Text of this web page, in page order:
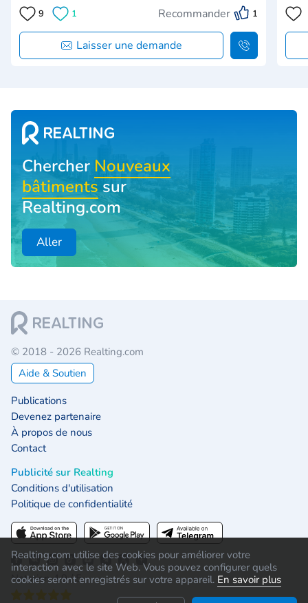
Realting.com utilise des cookies pour améliorer votre
interaction avec le site Web. Vous pouvez configurer quels
cookies seront enregistrés sur votre appareil. En savoir plus
9 1 Recommander 1
Laisser une demande
Chercher Nouveaux
bâtimentssur
Realting.com
Aller
© 2018 - 2026 Realting.com
Aide & Soutien
Publications
Devenez partenaire
À propos de nous
Contact
Publicité sur Realting
Conditions d'utilisation
Politique de confidentialité
Notation 4.9 / 5: